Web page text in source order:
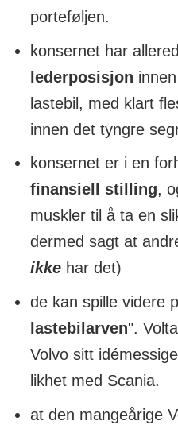
porteføljen.
konsernet har
lederposisjon
lastebil, med klart
innen det tyngre
konsernet er i en
finansiell stilling,
muskler til å ta en
dermed sagt at
ikkehar det)
de kan spille videre
lastebilarven".
Volvo sitt
likhet med Scania.
at den mangeårige